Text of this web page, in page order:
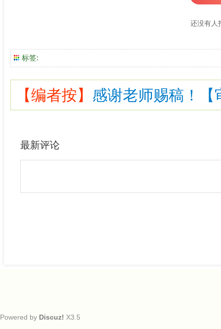
还没有人
标签:
【编者按】 感谢老师赐稿！【
最新评论
Powered by Discuz! X3.5